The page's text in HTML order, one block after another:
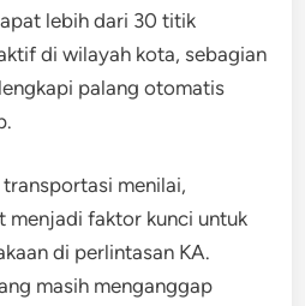
lebih dari 30 titik
di wilayah kota, sebagian
palang otomatis
menilai,
menjadi faktor kunci untuk
di perlintasan KA.
masih menganggap